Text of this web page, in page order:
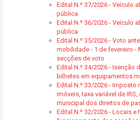
Edital N.º 37/2026 - Veículo
pública
Edital N.º 36/2026 - Veículo
pública
Edital N.º 35/2026 - Voto
mobilidade - 1 de fevereiro -
secções de voto
Edital N.º 34/2026 - Isenção
bilhetes em equipamentos
Edital N.º 33/2026 - Imposto
imóveis, taxa variável de IRS,
municipal dos direitos de
Edital N.º 32/2026 - Locais e